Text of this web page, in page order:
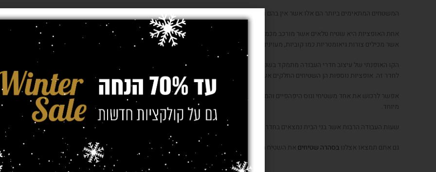
המשטחים המתאימים ביותר הם אלו אשר אין בהם חוטים ארוכים ועבים, אלא שטיח דק בכמה צבעים אשר משתלבים זה בזה ויוצרים יחד הרמוניה
אחת האופציות היא שטיח טלאים אשר מורכב מכמה ריבועים יפהפיים אשר מחוברים לקוביות נוספות של אפליקציות בצבעים זהים או בצבעים
אשר מכילים צורות גיאומטריות כמו קוביות, מעוינים או מלבנים בכמה גוונים.
הקו האופנתי של עיצוב חדרי העבודה מתמקד בשנים האחרונות בשטיחים מעוצבים אבסטרקטיים הקיימים במבחר גדול מאד של צבעים כמו אפור
לחדר זה. אופציות נוספות הן השטיחים החלקים אשר משפריצים עליהם בעת הייצור כתמי צבע בגוון אחר וכך נוצר שילוב יפהפה ויצירתי.
אפשר לרכוש את אחד משטיחי ונוס היפהפיים והמעוצבים או שטיחים ייחודיים בסגנון וינטאג' אשר מוסיפים מראה מיוחד לנראותו של החדר כולו, או
מיוחד.
שעות העבודה הרבות אשר בני הבית נמצאים בחדר העבודה, צריכים להעניק להם גם ריכוז והשראה ולכן קיימת חשיבות לתכנון נכון ולבחירת השטיח
גם אתם תמצאו אצלנובסהרה שטיחים את השטיח הנכון לחדר העבודה